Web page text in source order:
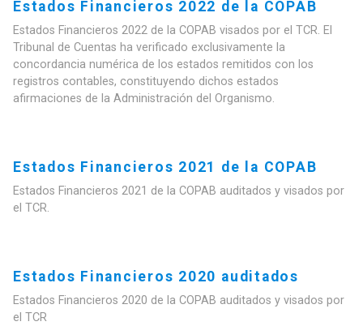
Estados Financieros 2022 de la COPAB
Estados Financieros 2022 de la COPAB visados por el TCR. El
Tribunal de Cuentas ha verificado exclusivamente la
concordancia numérica de los estados remitidos con los
registros contables, constituyendo dichos estados
afirmaciones de la Administración del Organismo.
Estados Financieros 2021 de la COPAB
Estados Financieros 2021 de la COPAB auditados y visados por
el TCR.
Estados Financieros 2020 auditados
Estados Financieros 2020 de la COPAB auditados y visados por
el TCR